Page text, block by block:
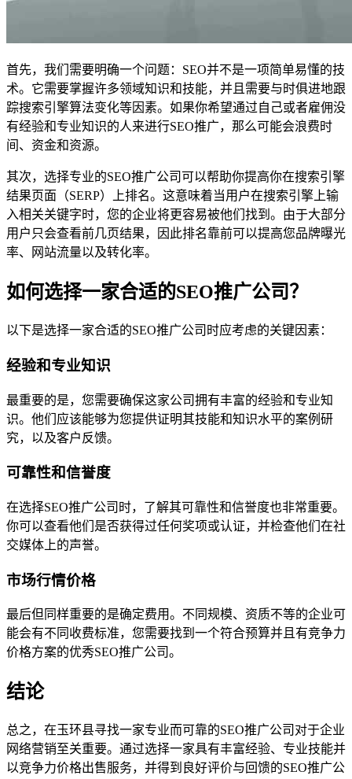
首先，我们需要明确一个问题：SEO并不是一项简单易懂的技
术。它需要掌握许多领域知识和技能，并且需要与时俱进地跟
踪搜索引擎算法变化等因素。如果你希望通过自己或者雇佣没
有经验和专业知识的人来进行SEO推广，那么可能会浪费时
间、资金和资源。
其次，选择专业的SEO推广公司可以帮助你提高你在搜索引擎
结果页面（SERP）上排名。这意味着当用户在搜索引擎上输
入相关关键字时，您的企业将更容易被他们找到。由于大部分
用户只会查看前几页结果，因此排名靠前可以提高您品牌曝光
率、网站流量以及转化率。
如何选择一家合适的SEO推广公司？
以下是选择一家合适的SEO推广公司时应考虑的关键因素：
经验和专业知识
最重要的是，您需要确保这家公司拥有丰富的经验和专业知
识。他们应该能够为您提供证明其技能和知识水平的案例研
究，以及客户反馈。
可靠性和信誉度
在选择SEO推广公司时，了解其可靠性和信誉度也非常重要。
你可以查看他们是否获得过任何奖项或认证，并检查他们在社
交媒体上的声誉。
市场行情价格
最后但同样重要的是确定费用。不同规模、资质不等的企业可
能会有不同收费标准，您需要找到一个符合预算并且有竞争力
价格方案的优秀SEO推广公司。
结论
总之，在玉环县寻找一家专业而可靠的SEO推广公司对于企业
网络营销至关重要。通过选择一家具有丰富经验、专业技能并
以竞争力价格出售服务，并得到良好评价与回馈的SEO推广公